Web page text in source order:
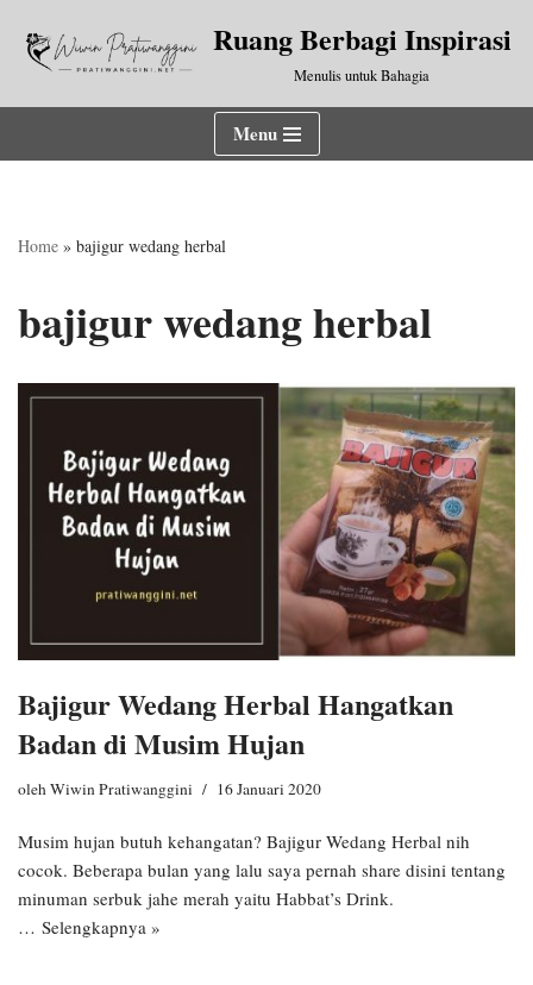
Lompat
Ruang Berbagi Inspirasi
Menulis untuk Bahagia
Menu
Home » bajigur wedang herbal
bajigur wedang herbal
Bajigur Wedang Herbal Hangatkan
Badan di Musim Hujan
oleh Wiwin Pratiwanggini 16 Januari 2020
Musim hujan butuh kehangatan? Bajigur Wedang Herbal nih
cocok. Beberapa bulan yang lalu saya pernah share disini tentang
minuman serbuk jahe merah yaitu Habbat’s Drink.
… Selengkapnya »